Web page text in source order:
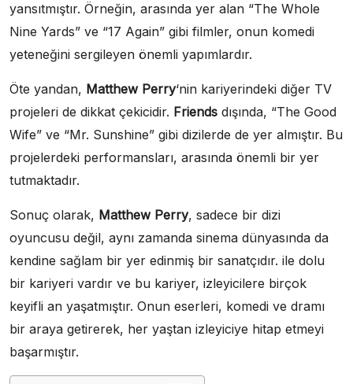
yansıtmıştır. Örneğin, arasında yer alan “The Whole
Nine Yards” ve “17 Again” gibi filmler, onun komedi
yeteneğini sergileyen önemli yapımlardır.
Öte yandan, Matthew Perry‘nin kariyerindeki diğer TV
projeleri de dikkat çekicidir. Friends dışında, “The Good
Wife” ve “Mr. Sunshine” gibi dizilerde de yer almıştır. Bu
projelerdeki performansları, arasında önemli bir yer
tutmaktadır.
Sonuç olarak, Matthew Perry, sadece bir dizi
oyuncusu değil, aynı zamanda sinema dünyasında da
kendine sağlam bir yer edinmiş bir sanatçıdır. ile dolu
bir kariyeri vardır ve bu kariyer, izleyicilere birçok
keyifli an yaşatmıştır. Onun eserleri, komedi ve dramı
bir araya getirerek, her yaştan izleyiciye hitap etmeyi
başarmıştır.